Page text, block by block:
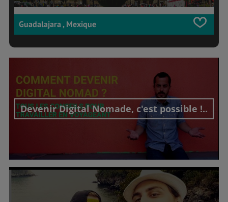
Guadalajara , Mexique
Devenir Digital Nomade, c'est possible !..
Découvrir cet interview